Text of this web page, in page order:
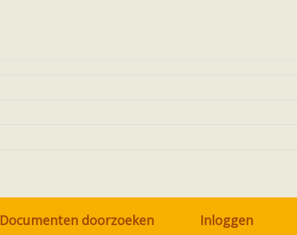
Documenten doorzoeken Inloggen